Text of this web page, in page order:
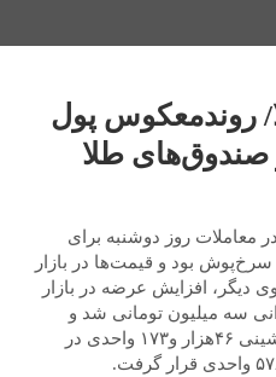
روندمعکوس پول
طلا
معاملات روز دوشنبه برای
بود و قیمت‌ها در بازار
افزایش عرضه در بازار
سه میلیون تومانی شد و
شاخص کل بورس تهران با عقب‌نشینی ۴۶هزار و۱۷۳ واحدی در